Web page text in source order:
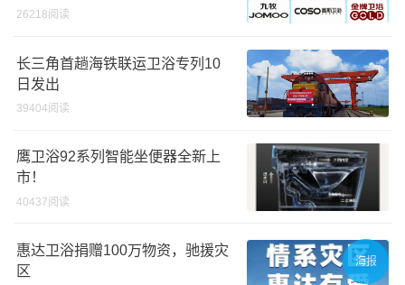
26218阅读
长三角首趟海铁联运卫浴专列10
日发出
39404阅读
鹰卫浴92系列智能坐便器全新上
市！
40437阅读
惠达卫浴捐赠100万物资，驰援灾
区
海报